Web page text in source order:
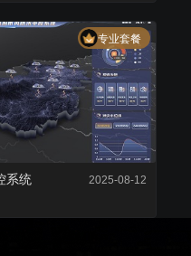
专业套餐
系统
2025-08-12